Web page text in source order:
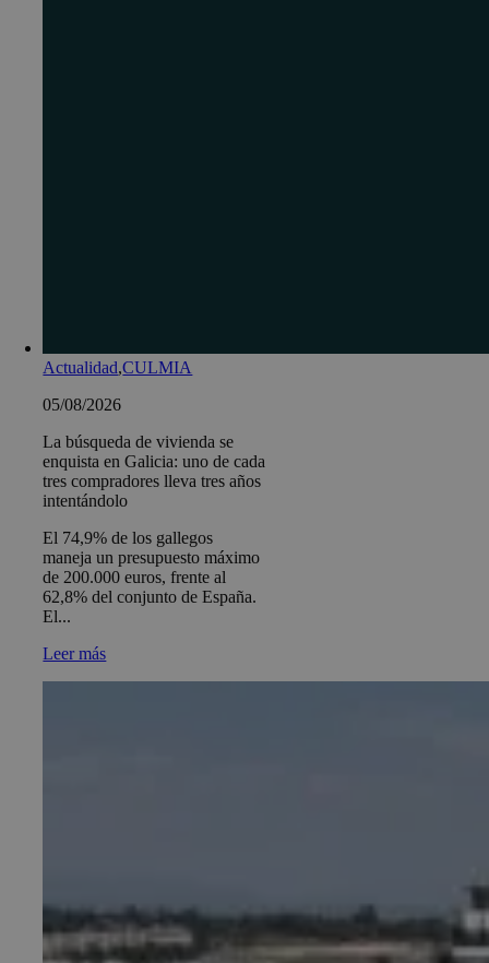
Actualidad,CULMIA
05/08/2026
La búsqueda de vivienda se
enquista en Galicia: uno de cada
tres compradores lleva tres años
intentándolo
El 74,9% de los gallegos
maneja un presupuesto máximo
de 200.000 euros, frente al
62,8% del conjunto de España.
El...
Leer más